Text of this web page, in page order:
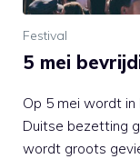
Festival
5 mei
Op 5 mei wordt in
Duitse bezetting
wordt groots